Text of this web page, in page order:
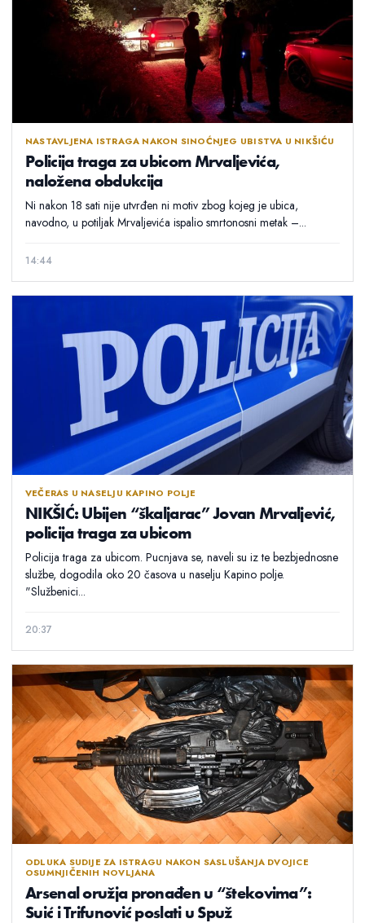
NASTAVLJENA ISTRAGA NAKON SINOĆNJEG UBISTVA U NIKŠIĆU
Policija traga za ubicom Mrvaljevića,
naložena obdukcija
Ni nakon 18 sati nije utvrđen ni motiv zbog kojeg je ubica,
navodno, u potiljak Mrvaljevića ispalio smrtonosni metak –...
14:44
VEČERAS U NASELJU KAPINO POLJE
NIKŠIĆ: Ubijen “škaljarac” Jovan Mrvaljević,
policija traga za ubicom
Policija traga za ubicom. Pucnjava se, naveli su iz te bezbjednosne
službe, dogodila oko 20 časova u naselju Kapino polje.
"Službenici...
20:37
ODLUKA SUDIJE ZA ISTRAGU NAKON SASLUŠANJA DVOJICE
OSUMNJIČENIH NOVLJANA
Arsenal oružja pronađen u “štekovima”:
Suić i Trifunović poslati u Spuž